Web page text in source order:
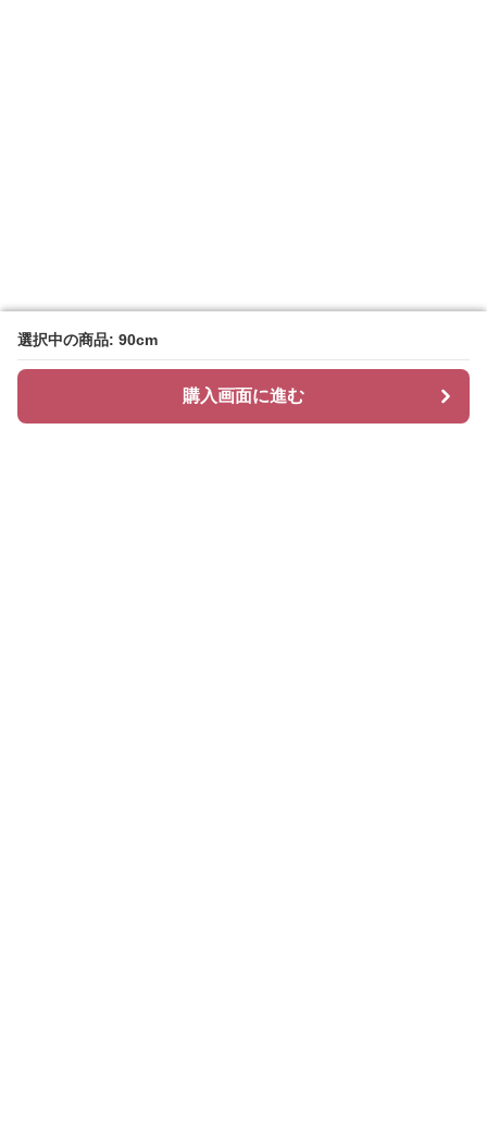
選択中の商品: 90cm
購入画面に進む
選択中の商品: 90cm
購入画面に進む